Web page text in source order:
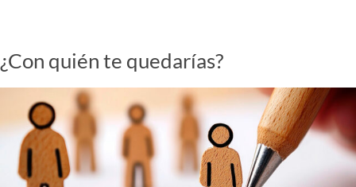
¿Con quién te quedarías?